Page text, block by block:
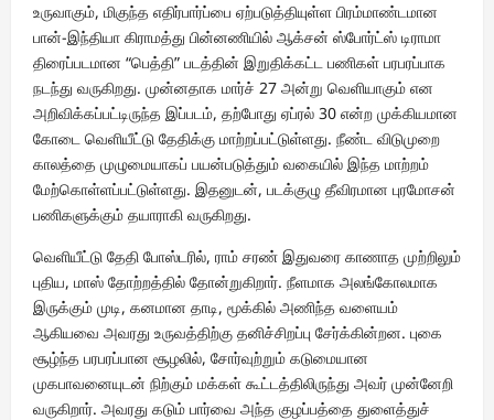
உருவாகும், மிகுந்த எதிர்பார்ப்பை ஏற்படுத்தியுள்ள பிரம்மாண்டமான
பான்-இந்தியா கிராமத்து பின்னணியில் ஆக்சன் ஸ்போர்ட்ஸ் டிராமா
திரைப்படமான “பெத்தி” படத்தின் இறுதிக்கட்ட பணிகள் பரபரப்பாக
நடந்து வருகிறது. முன்னதாக மார்ச் 27 அன்று வெளியாகும் என
அறிவிக்கப்பட்டிருந்த இப்படம், தற்போது ஏப்ரல் 30 என்ற முக்கியமான
கோடை வெளியீட்டு தேதிக்கு மாற்றப்பட்டுள்ளது. நீண்ட விடுமுறை
காலத்தை முழுமையாகப் பயன்படுத்தும் வகையில் இந்த மாற்றம்
மேற்கொள்ளப்பட்டுள்ளது. இதனுடன், படக்குழு தீவிரமான புரமோசன்
பணிகளுக்கும் தயாராகி வருகிறது.
வெளியீட்டு தேதி போஸ்டரில், ராம் சரண் இதுவரை காணாத முற்றிலும்
புதிய, மாஸ் தோற்றத்தில் தோன்றுகிறார். நீளமாக அலங்கோலமாக
இருக்கும் முடி, கனமான தாடி, மூக்கில் அணிந்த வளையம்
ஆகியவை அவரது உருவத்திற்கு தனிச்சிறப்பு சேர்க்கின்றன. புகை
சூழ்ந்த பரபரப்பான சூழலில், சோர்வுற்றும் கடுமையான
முகபாவனையுடன் நிற்கும் மக்கள் கூட்டத்திலிருந்து அவர் முன்னேறி
வருகிறார். அவரது கடும் பார்வை அந்த குழப்பத்தை துளைத்துச்